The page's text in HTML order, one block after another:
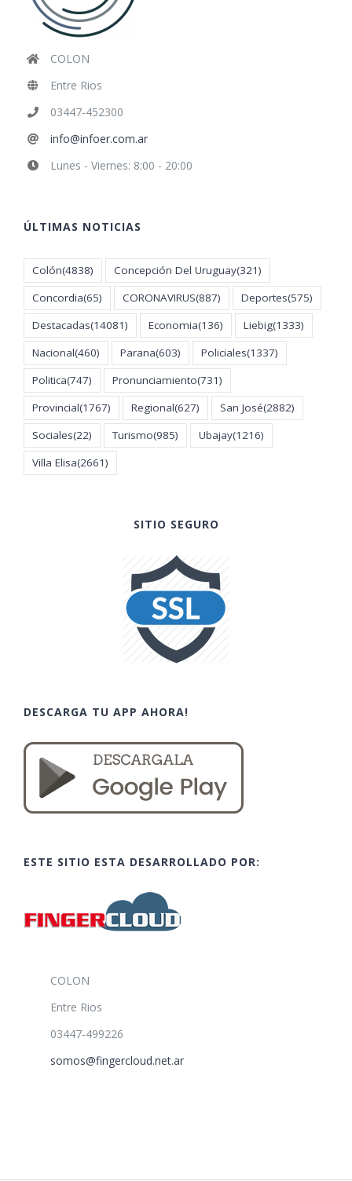
COLON
Entre Rios
03447-452300
info@infoer.com.ar
Lunes - Viernes: 8:00 - 20:00
ÚLTIMAS NOTICIAS
Colón(4838) Concepción Del Uruguay(321)
Concordia(65) CORONAVIRUS(887) Deportes(575)
Destacadas(14081) Economia(136) Liebig(1333)
Nacional(460) Parana(603) Policiales(1337)
Politica(747) Pronunciamiento(731)
Provincial(1767) Regional(627) San José(2882)
Sociales(22) Turismo(985) Ubajay(1216)
Villa Elisa(2661)
SITIO SEGURO
DESCARGA TU APP AHORA!
ESTE SITIO ESTA DESARROLLADO POR:
COLON
Entre Rios
03447-499226
somos@fingercloud.net.ar